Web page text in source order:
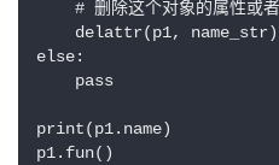
# 删除这个对象的属性或
    delattr(p1, name_str)
else:
    pass
print(p1.name)
p1.fun()